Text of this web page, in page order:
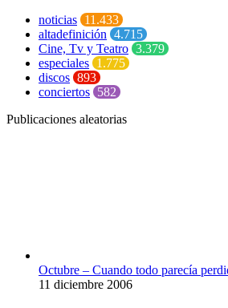
noticias 11.433
altadefinición 4.715
Cine, Tv y Teatro 3.379
especiales 1.775
discos 893
conciertos 582
Publicaciones aleatorias
Octubre – Cuando todo parecía
11 diciembre 2006